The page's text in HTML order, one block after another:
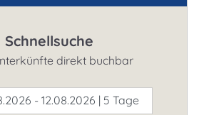
Schnellsuche
direkt buchbar
- 12.08.2026 | 5 Tage